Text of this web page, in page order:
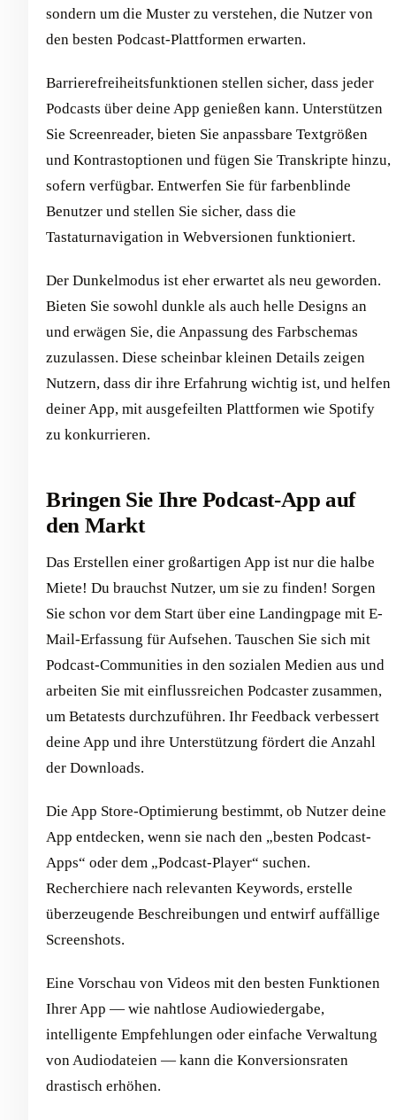
sondern um die Muster zu verstehen, die Nutzer von
den besten Podcast-Plattformen erwarten.
Barrierefreiheitsfunktionen stellen sicher, dass jeder
Podcasts über deine App genießen kann. Unterstützen
Sie Screenreader, bieten Sie anpassbare Textgrößen
und Kontrastoptionen und fügen Sie Transkripte hinzu,
sofern verfügbar. Entwerfen Sie für farbenblinde
Benutzer und stellen Sie sicher, dass die
Tastaturnavigation in Webversionen funktioniert.
Der Dunkelmodus ist eher erwartet als neu geworden.
Bieten Sie sowohl dunkle als auch helle Designs an
und erwägen Sie, die Anpassung des Farbschemas
zuzulassen. Diese scheinbar kleinen Details zeigen
Nutzern, dass dir ihre Erfahrung wichtig ist, und helfen
deiner App, mit ausgefeilten Plattformen wie Spotify
zu konkurrieren.
Bringen Sie Ihre Podcast-App auf
den Markt
Das Erstellen einer großartigen App ist nur die halbe
Miete! Du brauchst Nutzer, um sie zu finden! Sorgen
Sie schon vor dem Start über eine Landingpage mit E-
Mail-Erfassung für Aufsehen. Tauschen Sie sich mit
Podcast-Communities in den sozialen Medien aus und
arbeiten Sie mit einflussreichen Podcaster zusammen,
um Betatests durchzuführen. Ihr Feedback verbessert
deine App und ihre Unterstützung fördert die Anzahl
der Downloads.
Die App Store-Optimierung bestimmt, ob Nutzer deine
App entdecken, wenn sie nach den „besten Podcast-
Apps“ oder dem „Podcast-Player“ suchen.
Recherchiere nach relevanten Keywords, erstelle
überzeugende Beschreibungen und entwirf auffällige
Screenshots.
Eine Vorschau von Videos mit den besten Funktionen
Ihrer App — wie nahtlose Audiowiedergabe,
intelligente Empfehlungen oder einfache Verwaltung
von Audiodateien — kann die Konversionsraten
drastisch erhöhen.